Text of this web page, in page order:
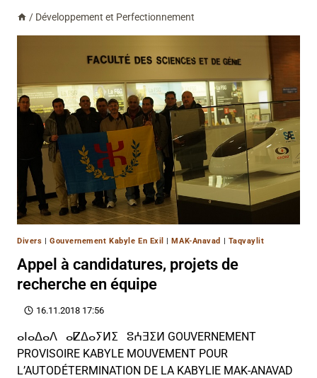
/ Développement et Perfectionnement
Divers | Gouvernement Kabyle En Exil |MAK-Anavad | Taqvaylit
Appel à candidatures, projets de
recherche en équipe
16.11.2018 17:56
ⴰⵏⴰⵠⴰⴷ ⴰⵇⵠⴰⵢⵍⵉ ⵓⵄⴺⵉⵍ GOUVERNEMENT
PROVISOIRE KABYLE MOUVEMENT POUR
L’AUTODÉTERMINATION DE LA KABYLIE MAK-ANAVAD